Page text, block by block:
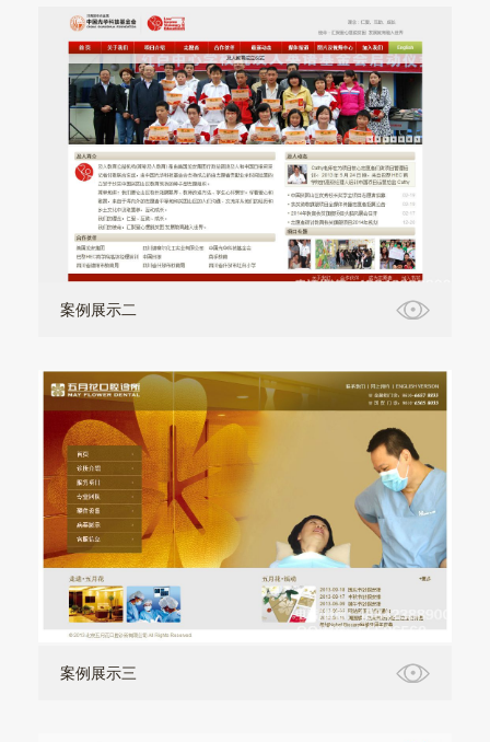
案例展示二
案例展示三